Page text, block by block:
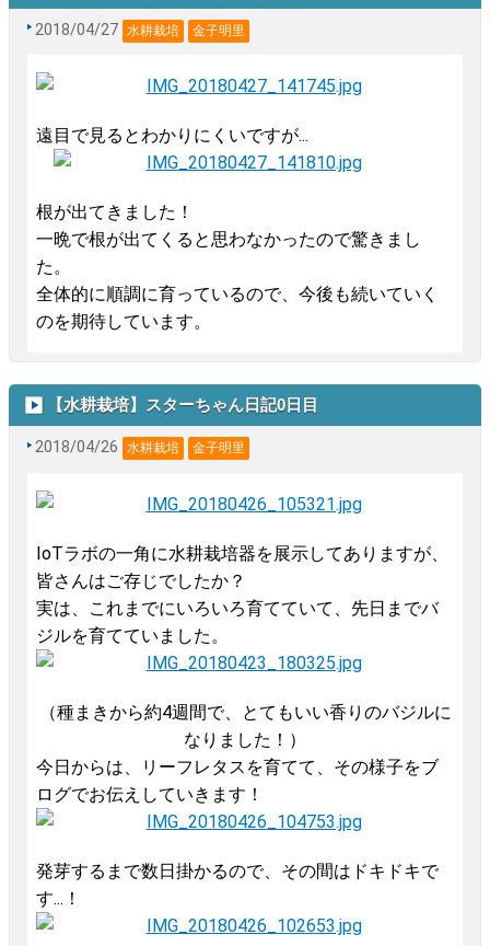
2018/04/27 水耕栽培 金子明里
遠目で見るとわかりにくいですが...
根が出てきました！
一晩で根が出てくると思わなかったので驚きまし
た。
全体的に順調に育っているので、今後も続いていく
のを期待しています。
【水耕栽培】スターちゃん日記0日目
2018/04/26 水耕栽培 金子明里
IoTラボの一角に水耕栽培器を展示してありますが、
皆さんはご存じでしたか？
実は、これまでにいろいろ育てていて、先日までバ
ジルを育てていました。
（種まきから約4週間で、とてもいい香りのバジルに
なりました！）
今日からは、リーフレタスを育てて、その様子をブ
ログでお伝えしていきます！
発芽するまで数日掛かるので、その間はドキドキで
す...！